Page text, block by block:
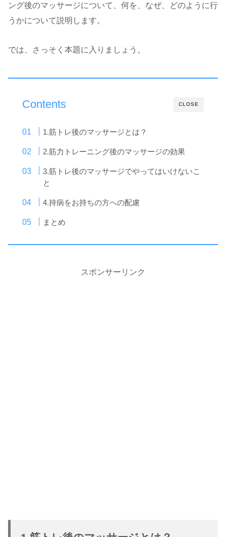
ング後のマッサージについて、何を、なぜ、どのように行
うかについて説明します。
では、さっそく本題に入りましょう。
CLOSE
Contents
1.筋トレ後のマッサージとは？
2.筋力トレーニング後のマッサージの効果
3.筋トレ後のマッサージでやってはいけないこ
と
4.持病をお持ちの方への配慮
まとめ
スポンサーリンク